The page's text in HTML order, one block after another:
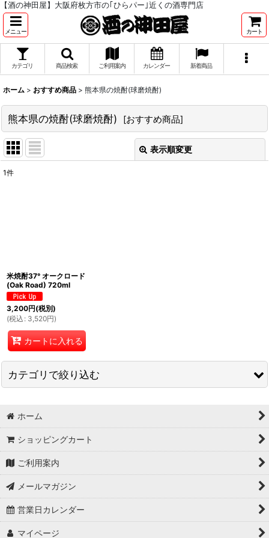
【酒の神田屋】大阪府枚方市の｢ひらパー｣近くの酒専門店
メニュー カート
カテゴリ 商品検索 ご利用案内 カレンダー 新着商品
ホーム > おすすめ商品 > 熊本県の焼酎(球磨焼酎)
熊本県の焼酎(球磨焼酎) [おすすめ商品]
表示順変更
1件
米焼酎37° オークロード
(Oak Road) 720ml
3,200円(税別)
(税込 : 3,520円)
カートに入れる
カテゴリで絞り込む
ホーム
ショッピングカート
ご利用案内
メールマガジン
営業日カレンダー
マイページ